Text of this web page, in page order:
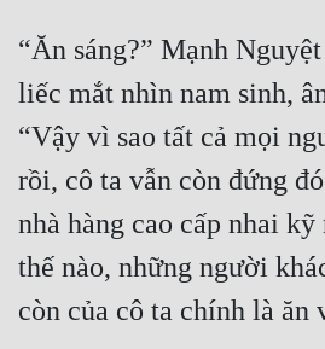
“Ăn sáng?” Mạnh
liếc mắt nhìn nam sinh,
“Vậy vì sao tất cả mọi
rồi, cô ta vẫn còn đứng
nhà hàng cao cấp nhai
thế nào, những người
còn của cô ta chính là ăn